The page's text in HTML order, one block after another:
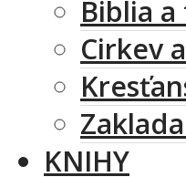
Biblia
Cirkev
KNIHY